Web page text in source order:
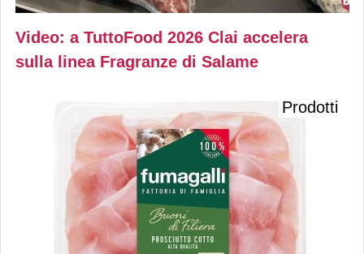
Video: a TuttoFood 2026 Clai accelera
sulla linea Fragranze di Salame
Prodotti